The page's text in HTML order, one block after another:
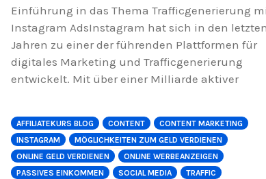
Einführung in das Thema Trafficgenerierung
Instagram AdsInstagram hat sich in den letzten
Jahren zu einer der führenden Plattformen für
digitales Marketing und Trafficgenerierung
entwickelt. Mit über einer Milliarde aktiver
AFFILIATEKURS BLOG CONTENT
CONTENT MARKETING
INSTAGRAM
MÖGLICHKEITEN ZUM GELD VERDIENEN
ONLINE GELD VERDIENEN
ONLINE WERBEANZEIGEN
PASSIVES EINKOMMEN
SOCIAL MEDIA TRAFFIC